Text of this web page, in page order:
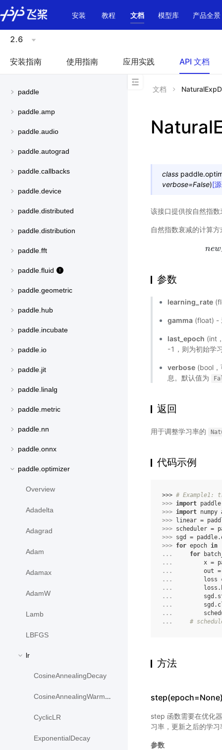
\u200E
安装
教程 文档 模型库 产品全景
2.6
安装指南 使用指南 应用实践 API 文档
paddle
paddle.amp
paddle.audio
paddle.autograd
paddle.callbacks
paddle.device
paddle.distributed
paddle.distribution
paddle.fft
paddle.fluid
paddle.geometric
paddle.hub
paddle.incubate
paddle.io
paddle.jit
paddle.linalg
paddle.metric
paddle.nn
paddle.onnx
paddle.optimizer
Overview
Adadelta
Adagrad
Adam
Adamax
AdamW
Lamb
LBFGS
lr
CosineAnnealingDecay
CosineAnnealingWarmRestarts
CyclicLR
ExponentialDecay
文档
class
verbose=False)[
该接口提供按自然指
自然指数衰减的计算
new
n
参数
learning_rate
gamma (float) -
last_epoch (int
-1，则为初始学
verbose (bool
息。默认值为
返回
用于调整学习率的
代码示例
>>> # Example1:
>>> import paddle
>>> import numpy
>>>
linear =
>>> scheduler =
>>> sgd = paddle.
>>> for epoch in
...
for
...
x =
...
out =
...
loss
...
loss .
...
sgd .
...
sgd .
...
...
#
方法
step 函数需要在优化
习率，更新之后的学
参数